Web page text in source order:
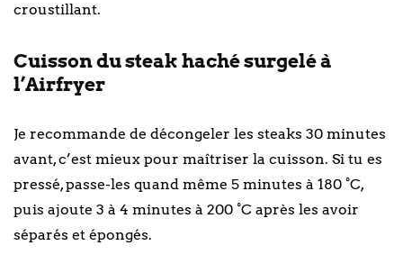
croustillant.
Cuisson du steak haché surgelé à
l’Airfryer
Je recommande de décongeler les steaks 30 minutes
avant, c’est mieux pour maîtriser la cuisson. Si tu es
pressé, passe-les quand même 5 minutes à 180 °C,
puis ajoute 3 à 4 minutes à 200 °C après les avoir
séparés et épongés.